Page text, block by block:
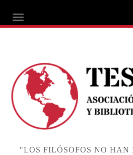
ALTERNAR NAVEGACIÓN
"LOS FILÓSOFOS NO HAN